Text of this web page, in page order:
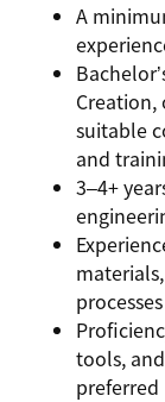
A
suitable
and
3–4+
tools,
preferred